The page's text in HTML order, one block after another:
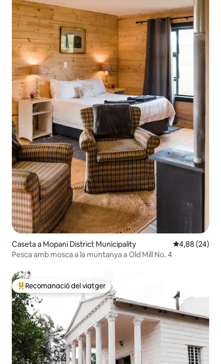
Caseta a Mopani District Municipality 4,88 de
4,88 (24)
Pesca amb mosca a la muntanya a Old Mill No. 4
Principals recomanacions dels viatgers
Recomanació del viatger